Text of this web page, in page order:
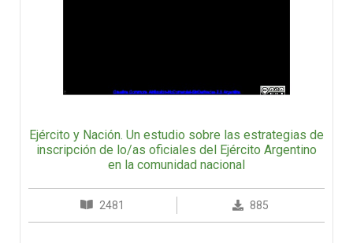
Ejército y Nación. Un estudio sobre las estrategias de
inscripción de lo/as oficiales del Ejército Argentino
en la comunidad nacional
2481 885